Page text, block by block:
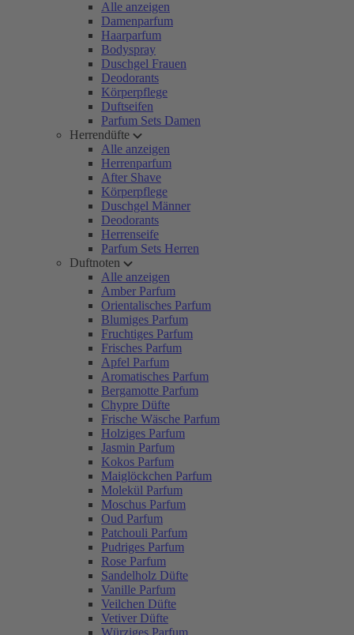
Alle anzeigen
Damenparfum
Haarparfum
Bodyspray
Duschgel Frauen
Deodorants
Körperpflege
Duftseifen
Parfum Sets Damen
Herrendüfte
Alle anzeigen
Herrenparfum
After Shave
Körperpflege
Duschgel Männer
Deodorants
Herrenseife
Parfum Sets Herren
Duftnoten
Alle anzeigen
Amber Parfum
Orientalisches Parfum
Blumiges Parfum
Fruchtiges Parfum
Frisches Parfum
Apfel Parfum
Aromatisches Parfum
Bergamotte Parfum
Chypre Düfte
Frische Wäsche Parfum
Holziges Parfum
Jasmin Parfum
Kokos Parfum
Maiglöckchen Parfum
Molekül Parfum
Moschus Parfum
Oud Parfum
Patchouli Parfum
Pudriges Parfum
Rose Parfum
Sandelholz Düfte
Vanille Parfum
Veilchen Düfte
Vetiver Düfte
Würziges Parfum